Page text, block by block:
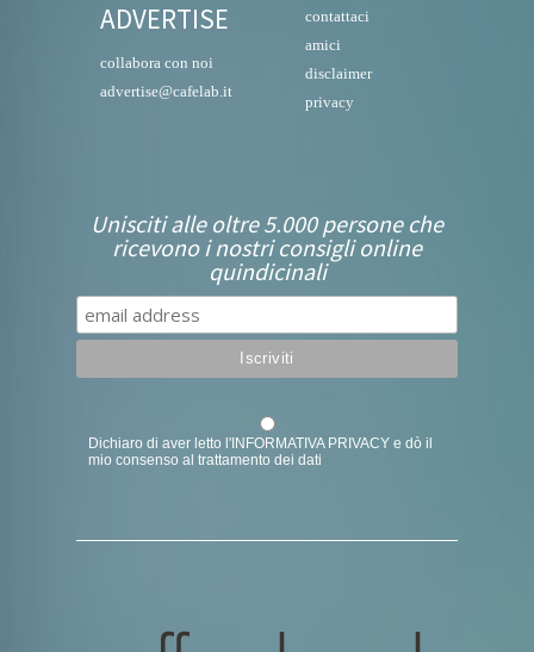
ADVERTISE
collabora con noi
advertise@cafelab.it
contattaci
amici
disclaimer
privacy
Unisciti alle oltre 5.000 persone che
ricevono i nostri consigli online
quindicinali
Dichiaro di aver letto l' INFORMATIVA PRIVACY e dò il
mio consenso al trattamento dei dati